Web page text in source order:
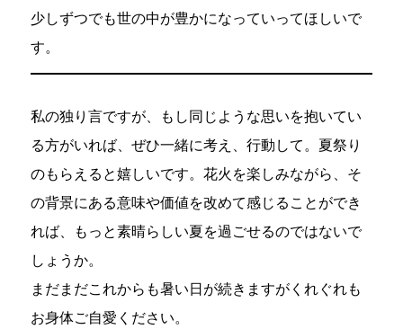
少しずつでも世の中が豊かになっていってほしいで
す。
私の独り言ですが、もし同じような思いを抱いてい
る方がいれば、ぜひ一緒に考え、行動して。夏祭り
のもらえると嬉しいです。花火を楽しみながら、そ
の背景にある意味や価値を改めて感じることができ
れば、もっと素晴らしい夏を過ごせるのではないで
しょうか。
まだまだこれからも暑い日が続きますがくれぐれも
お身体ご自愛ください。